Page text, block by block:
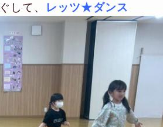
して、 レッツ★ダンス